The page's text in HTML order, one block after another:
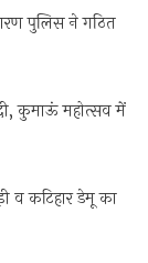
पुलिस ने गठित
कुमाऊं महोत्सव में
व कटिहार डेमू का